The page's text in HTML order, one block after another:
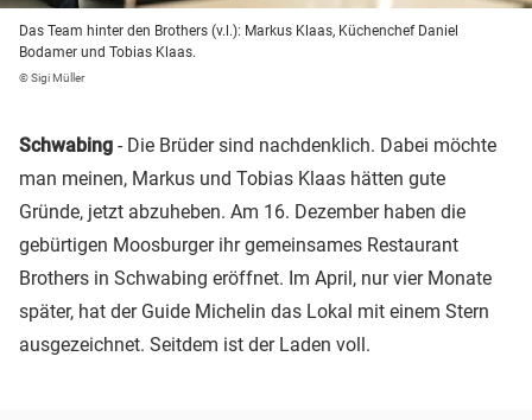
Das Team hinter den Brothers (v.l.): Markus Klaas, Küchenchef Daniel
Bodamer und Tobias Klaas.
© Sigi Müller
Schwabing - Die Brüder sind nachdenklich. Dabei möchte
man meinen, Markus und Tobias Klaas hätten gute
Gründe, jetzt abzuheben. Am 16. Dezember haben die
gebürtigen Moosburger ihr gemeinsames Restaurant
Brothers in Schwabing eröffnet. Im April, nur vier Monate
später, hat der Guide Michelin das Lokal mit einem Stern
ausgezeichnet. Seitdem ist der Laden voll.